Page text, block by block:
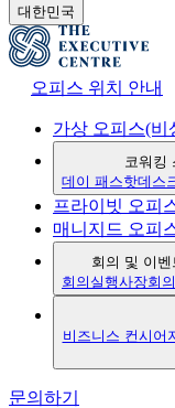
대한민국
오피스 위치 안내
가상 오피스(비
코워킹
데이 패스핫데스
프라이빗 오피
매니지드 오피
회의 및 이벤
회의실행사장회
비즈니스 컨시어
문의하기